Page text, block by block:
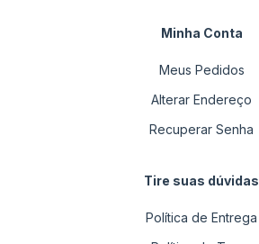
Minha Conta
Meus Pedidos
Alterar Endereço
Recuperar Senha
Tire suas dúvidas
Política de Entrega